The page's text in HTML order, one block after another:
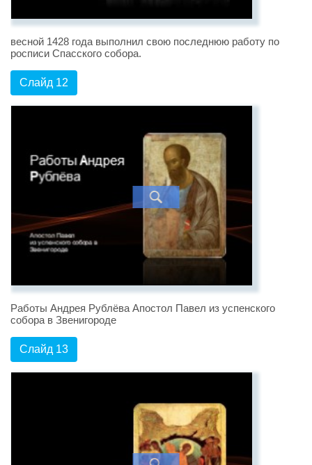
весной 1428 года выполнил свою последнюю работу по
росписи Спасского собора.
Слайд 12
Работы Андрея Рублёва Апостол Павел из успенского
собора в Звенигороде
Слайд 13